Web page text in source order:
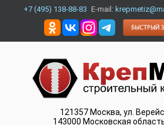
+7 (495) 138-88-83 E-mail:
121357 Москва, ул.
143000 Московская